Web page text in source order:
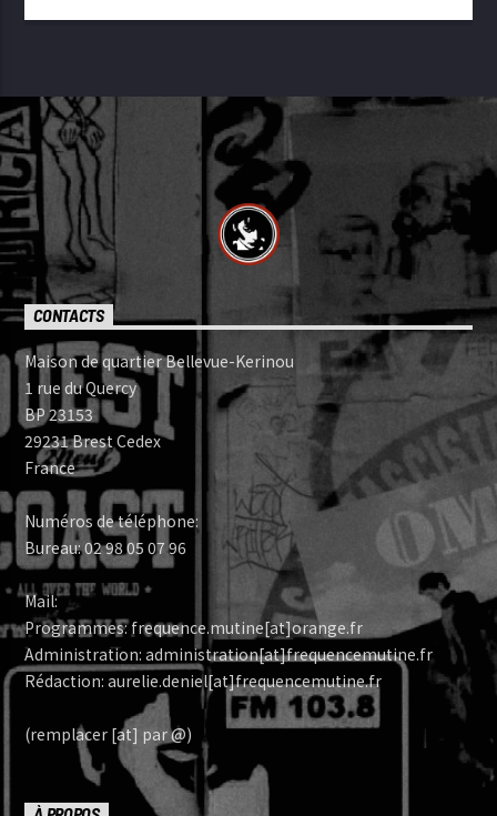
CONTACTS
Maison de quartier Bellevue-Kerinou
1 rue du Quercy
BP 23153
29231 Brest Cedex
France
Numéros de téléphone:
Bureau: 02 98 05 07 96
Mail:
Programmes: frequence.mutine[at]orange.fr
Administration: administration[at]frequencemutine.fr
Rédaction: aurelie.deniel[at]frequencemutine.fr
(remplacer [at] par @)